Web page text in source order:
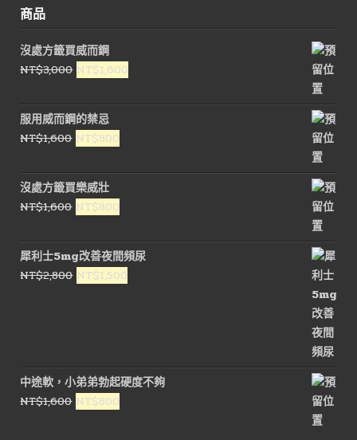
商品
沒處方籤買威而鋼
NT$3,000 原
價
格：
NT$3,000。
NT$1,600
價
服用威而鋼的禁忌
NT$1,600 原
價
格：
NT$1,600。
NT$800
價
格：
NT$800。
沒處方籤買樂威壯
NT$1,600 原
價
格：
NT$1,600。
NT$800
價
格：
NT$800。
犀利士5mg改善夜間頻尿
NT$2,800 原
NT$1,500
中途軟，小弟弟勃起硬度不夠
NT$1,600 原
NT$800